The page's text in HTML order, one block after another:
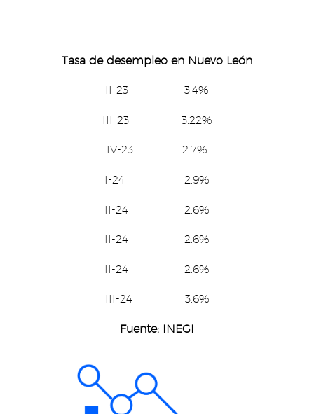
Tasa de desempleo en Nuevo León
II-23 3.4%
III-23 3.22%
IV-23 2.7%
I-24 2.9%
II-24 2.6%
II-24 2.6%
II-24 2.6%
III-24 3.6%
Fuente: INEGI